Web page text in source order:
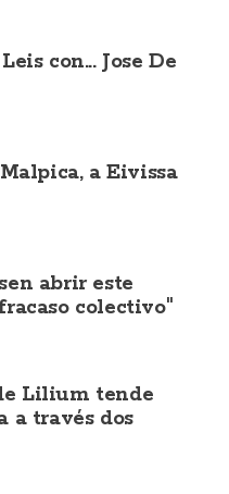
con... Jose De
a Eivissa
abrir este
colectivo"
Lilium tende
a través dos